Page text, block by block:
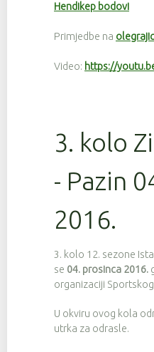
Hendikep bodovi
Primjedbe na
Video: https://
3. kolo
- Pazin
2016.
3. kolo 12. sezone
se 04. prosinca 2016.
organizaciji
U okviru ovog kola
utrka za odrasle.